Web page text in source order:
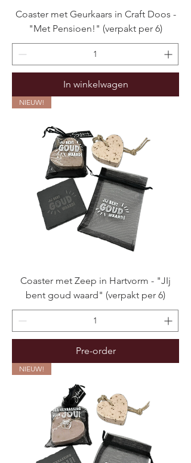
Coaster met Geurkaars in Craft Doos -
"Met Pensioen!" (verpakt per 6)
In winkelwagen
NIEUW!
Coaster met Zeep in Hartvorm - "JIj
bent goud waard" (verpakt per 6)
Pre-order
NIEUW!